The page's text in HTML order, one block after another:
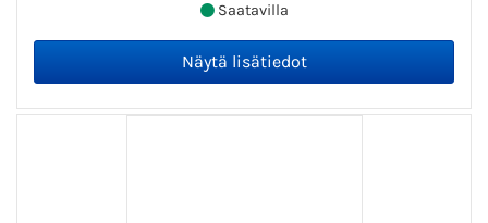
Saatavilla